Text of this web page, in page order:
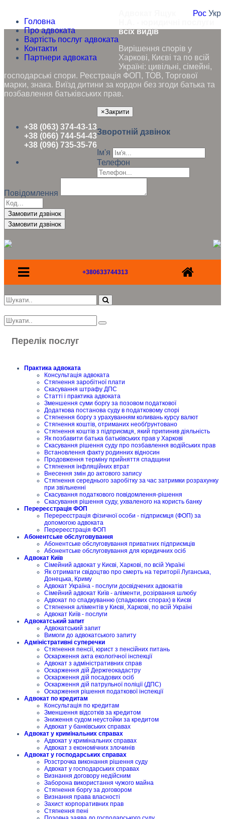
Головна
Про адвоката
Вартість послуг адвоката
Контакти
Партнери адвоката
Рос Укр
всіх видів
Вирішення спорів у
Харкові, Києві та по всій
Україні: цивільні, сімейні,
господарські спори. Реєстрація ФОП, ТОВ, Торгової
марки, знака. Виїзд дитини за кордон без згоди батька та
позбавлення батьківських прав.
+38 (063) 374-43-13
+38 (066) 744-54-43
+38 (096) 735-35-76
×Закрити
Зворотній дзвінок
Ім'я
Телефон
Повідомлення
Замовити дзвінок
+380633744313
Перелік послуг
Практика адвоката
Консультація адвоката
Стягнення заробітної плати
Скасування штрафу ДПС
Статті і практика адвоката
Зменшення суми боргу за позовом податкової
Додаткова постанова суду в податковому спорі
Стягнення боргу з урахуванням коливань курсу валют
Стягнення коштів, отриманих необґрунтовано
Стягнення коштів з підприємця, який припинив діяльність
Як позбавити батька батьківських прав у Харкові
Скасування рішення суду про позбавлення водійських прав
Встановлення факту родинних відносин
Продовження терміну прийняття спадщини
Стягнення інфляційних втрат
Внесення змін до актового запису
Стягнення середнього заробітку за час затримки розрахунку
при звільненні
Скасування податкового повідомлення-рішення
Скасування рішення суду, ухваленого на користь банку
Перереєстрація ФОП
Перереєстрація фізичної особи - підприємця (ФОП) за
допомогою адвоката
Перереєстрація ФОП
Абонентське обслуговування
Абонентське обслуговування приватних підприємців
Абонентське обслуговування для юридичних осіб
Адвокат Київ
Сімейний адвокат у Києві, Харкові, по всій Україні
Як отримати свідоцтво про смерть на території Луганська,
Донецька, Криму
Адвокат Україна - послуги досвідчених адвокатів
Сімейний адвокат Київ - аліменти, розірвання шлюбу
Адвокат по спадкуванню (спадкових спорах) в Києві
Стягнення аліментів у Києві, Харкові, по всій Україні
Адвокат Київ - послуги
Адвокатський запит
Адвокатський запит
Вимоги до адвокатського запиту
Адміністративні суперечки
Стягнення пенсії, юрист з пенсійних питань
Оскарження акта екологічної інспекції
Адвокат з адміністративних справ
Оскарження дій Держгеокадастру
Оскарження дій посадових осіб
Оскарження дій патрульної поліції (ДПС)
Оскарження рішення податкової інспекції
Адвокат по кредитам
Консультація по кредитам
Зменшення відсотків за кредитом
Зниження судом неустойки за кредитом
Адвокат у банківських справах
Адвокат у кримінальних справах
Адвокат у кримінальних справах
Адвокат з економічних злочинів
Адвокат у господарських справах
Розстрочка виконання рішення суду
Адвокат у господарських справах
Визнання договору недійсним
Заборона використання чужого майна
Стягнення боргу за договором
Визнання права власності
Захист корпоративних прав
Стягнення пені